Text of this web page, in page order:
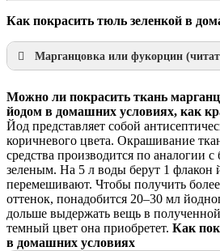
Как покрасить тюль зеленкой в
Марганцовка или фукорцин
Можно ли покрасить ткань
йодом в домашних условиях, как
Йод представляет собой
коричневого цвета. Окрашивание
средства производится по аналогии
зеленым. На 5 л воды берут 1 флакон
перемешивают. Чтобы получить
оттенок, понадобится 20–30 мл
дольше выдержать вещь в
темный цвет она приобретет. Как
в домашних условиях